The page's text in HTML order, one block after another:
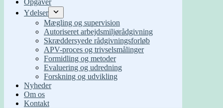
Opgaver
Ydelser
Mægling og supervision
Autoriseret arbejdsmiljørådgivning
Skræddersyede rådgivningsforløb
APV-proces og trivselsmålinger
Formidling og metoder
Evaluering og udredning
Forskning og udvikling
Nyheder
Om os
Kontakt